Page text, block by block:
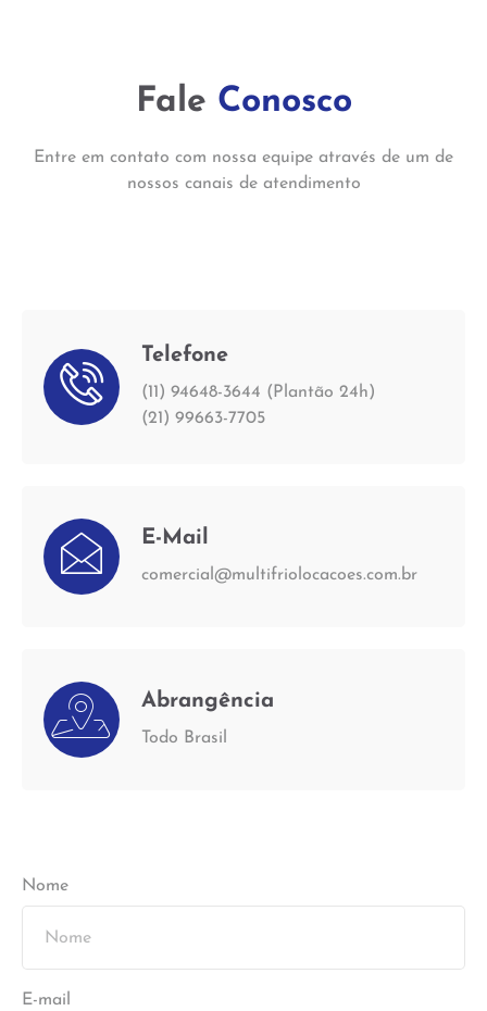
Fale Conosco
Entre em contato com nossa equipe através de um de
nossos canais de atendimento
Telefone
(11) 94648-3644 (Plantão 24h)
(21) 99663-7705
E-Mail
comercial@multifriolocacoes.com.br
Abrangência
Todo Brasil
Nome
E-mail